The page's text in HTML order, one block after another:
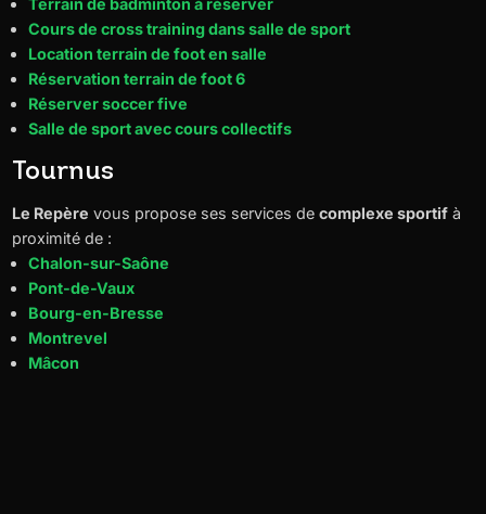
Cours de cross training dans salle de sport
Location terrain de foot en salle
Réservation terrain de foot 6
Réserver soccer five
Salle de sport avec cours collectifs
Tournus
Le Repère vous propose ses services decomplexe sportif à
proximité de :
Chalon-sur-Saône
Pont-de-Vaux
Bourg-en-Bresse
Montrevel
Mâcon